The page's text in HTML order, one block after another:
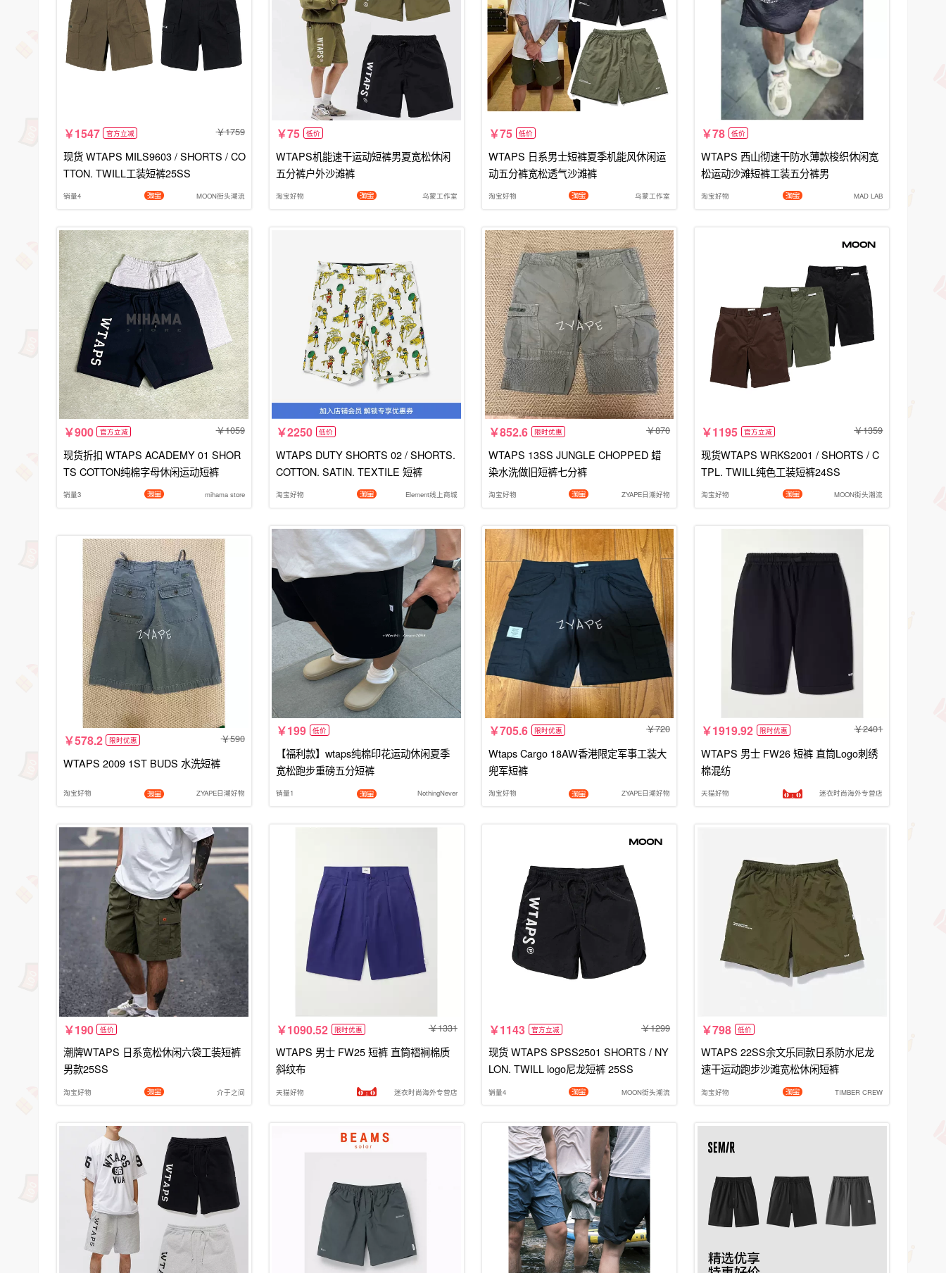
1547 官方立减 1759
现货 WTAPS MILS9603 / SHORTS / CO
TTON. TWILL工装短裤25SS
销量4 MOON街头潮流
75 低价
WTAPS机能速干运动短裤男夏宽松休闲
五分裤户外沙滩裤
淘宝好物 乌蒙工作室
75 低价
WTAPS 日系男士短裤夏季机能风休闲运
动五分裤宽松透气沙滩裤
淘宝好物 乌蒙工作室
78 低价
WTAPS 西山彻速干防水薄款梭织休闲宽
松运动沙滩短裤工装五分裤男
淘宝好物 MAD LAB
900 官方立减 1059
现货折扣 WTAPS ACADEMY 01 SHOR
TS COTTON纯棉字母休闲运动短裤
销量3 mihama store
2250 低价
WTAPS DUTY SHORTS 02 / SHORTS.
COTTON. SATIN. TEXTILE 短裤
淘宝好物 Element线上商城
852.6 限时优惠 870
WTAPS 13SS JUNGLE CHOPPED 蜡
染水洗做旧短裤七分裤
淘宝好物 ZYAPE日潮好物
1195 官方立减 1359
现货WTAPS WRKS2001 / SHORTS / C
TPL. TWILL纯色工装短裤24SS
淘宝好物 MOON街头潮流
578.2 限时优惠 590
WTAPS 2009 1ST BUDS 水洗短裤
淘宝好物 ZYAPE日潮好物
199 低价
【福利款】wtaps纯棉印花运动休闲夏季
宽松跑步重磅五分短裤
销量1 NothingNever
705.6 限时优惠 720
Wtaps Cargo 18AW香港限定军事工装大
兜军短裤
淘宝好物 ZYAPE日潮好物
1919.92 限时优惠 2401
WTAPS 男士 FW26 短裤 直筒Logo刺绣
棉混纺
天猫好物 迷衣时尚海外专营店
190 低价
潮牌WTAPS 日系宽松休闲六袋工装短裤
男款25SS
淘宝好物 介于之间
1090.52 限时优惠 1331
WTAPS 男士 FW25 短裤 直筒褶裥棉质
斜纹布
天猫好物 迷衣时尚海外专营店
1143 官方立减 1299
现货 WTAPS SPSS2501 SHORTS / NY
LON. TWILL logo尼龙短裤 25SS
销量4 MOON街头潮流
798 低价
WTAPS 22SS余文乐同款日系防水尼龙
速干运动跑步沙滩宽松休闲短裤
淘宝好物 TIMBER CREW